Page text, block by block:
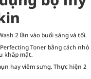
2 lần vào buổi sáng và tối.
Toner bằng cách nhỏ
khắp mặt.
hay viêm sưng. Thực hiện 2